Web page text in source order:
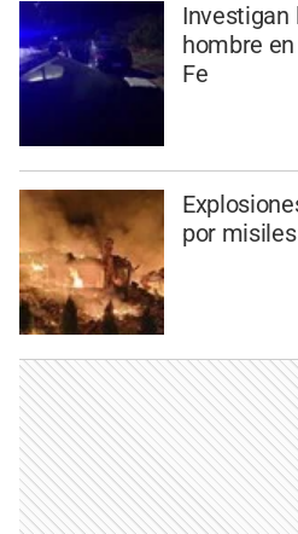
Investigan
hombre
Fe
por